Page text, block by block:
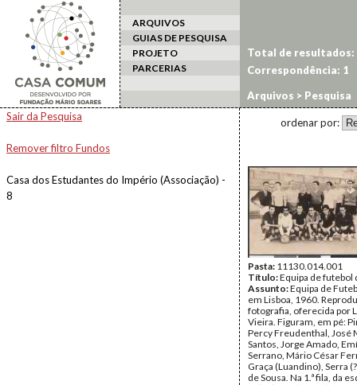
ARQUIVOS
GUIAS DE PESQUISA
PROJETO
PARCERIAS
Arquivos > Pesquisa
Sair da Pesquisa
Remover filtro Fundos
Casa dos Estudantes do Império (Associação) -
8
Total de resultados:
Correspondência: 1
ordenar por:
Pasta: 11130.014.001
Título:Equipa de futebol
Assunto:Equipa de
em Lisboa, 1960.
fotografia, oferecida por
Vieira. Figuram, em pé:
Percy Freudenthal, José
Santos, Jorge Amado,
Serrano, Mário César
Graça (Luandino), Serra
de Sousa. Na 1.ª fila, da